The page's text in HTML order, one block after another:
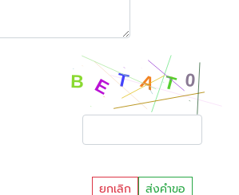
ยกเลิก ส่งคำขอ